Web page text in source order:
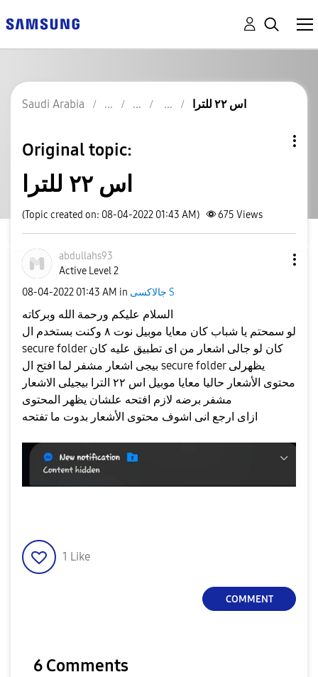
Saudi Arabia اس ٢٢ للترا
Original topic:
اس ٢٢ للترا
(Topic created on: 08-04-2022 01:43 AM) 675 Views
abdullahs93
Active Level 2
‎08-04-2022 01:43 AM in جالاكسى S
لو سمحتم يا شباب كان معايا موبيل نوت ٨ وكنت بستخدم ال
secure folder كان لو جالى اشعار من اى تطبيق عليه كان
بيجى اشعار مشفر لما افتح ال secure folder يظهرلى
محتوى الأشعار حاليا معايا موبيل اس ٢٢ الترا بيجيلى الاشعار
1 Like
COMMENT
6 Comments